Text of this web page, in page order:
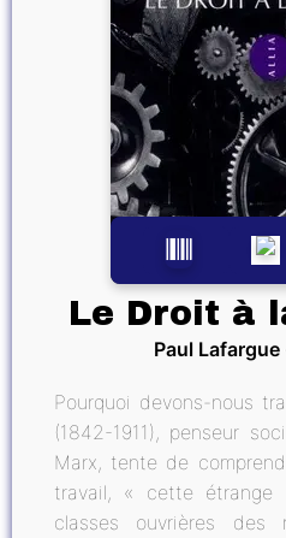
Le Droit à
Paul Lafargue
Pourquoi devons-nous
(1842-1911), penseur
Marx, tente de
travail, « cette étrange
classes ouvrières